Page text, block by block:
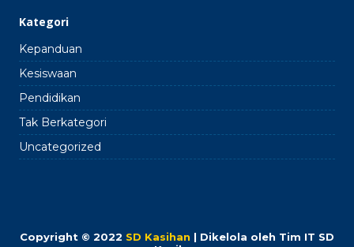
Kategori
Kepanduan
Kesiswaan
Pendidikan
Tak Berkategori
Uncategorized
Copyright © 2022 SD Kasihan | Dikelola oleh Tim IT SD